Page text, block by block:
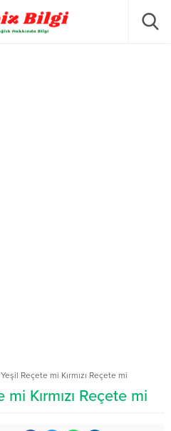
Reçete mi Kırmızı Reçete mi
Kırmızı Reçete mi